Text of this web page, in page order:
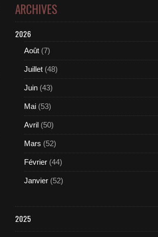
ARCHIVES
2026
Août (7)
Juillet (48)
Juin (43)
Mai (53)
Avril (50)
Mars (52)
Février (44)
Janvier (52)
2025